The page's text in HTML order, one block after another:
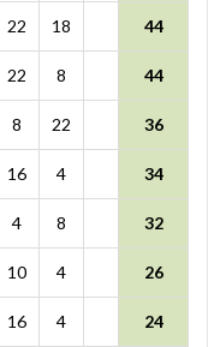
22 18 44
22 8 44
8 22 36
16 4 34
4 8 32
10 4 26
16 4 24